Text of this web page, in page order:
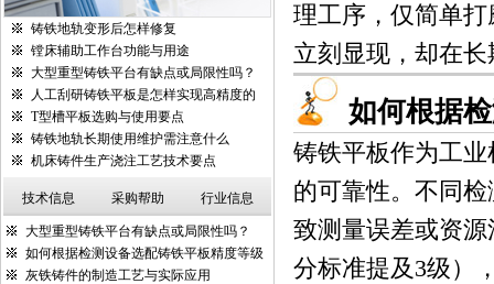
铸铁地轨变形后怎样修复
镗床辅助工作台功能与用途
大型重型铸铁平台有缺点或局限性吗？
人工刮研铸铁平板是怎样实现高精度的
T型槽平板选购与使用要点
铸铁地轨长期使用维护需注意什么
机床铸件生产浇注工艺技术要点
技术信息 采购帮助 行业信息
大型重型铸铁平台有缺点或局限性吗？
如何根据检测设备选配铸铁平板精度等级
灰铁铸件的制造工艺与实际应用
理工序，仅简单
立刻显现，却在
如何根据
铸铁平板作为工
的可靠性。不同
致测量误差或资
分标准提及3级）